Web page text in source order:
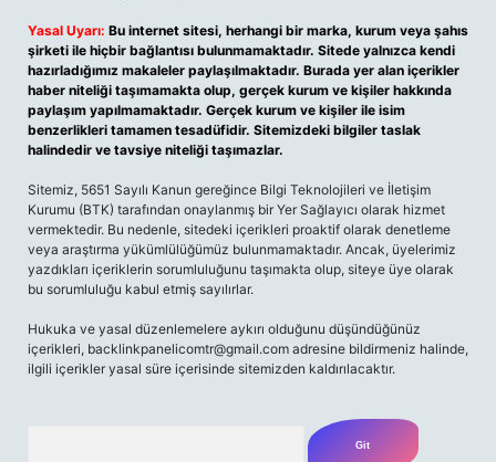
Yasal Uyarı: Bu internet sitesi, herhangi bir marka, kurum veya şahıs
şirketi ile hiçbir bağlantısı bulunmamaktadır. Sitede yalnızca kendi
hazırladığımız makaleler paylaşılmaktadır. Burada yer alan içerikler
haber niteliği taşımamakta olup, gerçek kurum ve kişiler hakkında
paylaşım yapılmamaktadır. Gerçek kurum ve kişiler ile isim
benzerlikleri tamamen tesadüfidir. Sitemizdeki bilgiler taslak
halindedir ve tavsiye niteliği taşımazlar.
Sitemiz, 5651 Sayılı Kanun gereğince Bilgi Teknolojileri ve İletişim
Kurumu (BTK) tarafından onaylanmış bir Yer Sağlayıcı olarak hizmet
vermektedir. Bu nedenle, sitedeki içerikleri proaktif olarak denetleme
veya araştırma yükümlülüğümüz bulunmamaktadır. Ancak, üyelerimiz
yazdıkları içeriklerin sorumluluğunu taşımakta olup, siteye üye olarak
bu sorumluluğu kabul etmiş sayılırlar.
Hukuka ve yasal düzenlemelere aykırı olduğunu düşündüğünüz
içerikleri, backlinkpanelicomtr@gmail.com adresine bildirmeniz halinde,
ilgili içerikler yasal süre içerisinde sitemizden kaldırılacaktır.